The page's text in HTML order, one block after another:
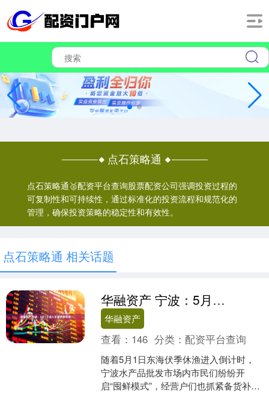
点石策略通
点石策略通🥈配资平台查询股票配资公司强调投资过程的
可复制性和可持续性，通过标准化的投资流程和规范化的
管理，确保投资策略的稳定性和有效性。
点石策略通 相关话题
华融资产 宁波：5月1日进入东海伏季休渔
华融资产
查看： 146 分类：配资平台查询
随着5月1日东海伏季休渔进入倒计时，
宁波水产品批发市场内市民们纷纷开
启“囤鲜模式”，经营户们也抓紧备货补